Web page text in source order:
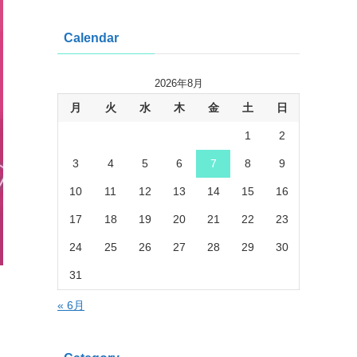
Calendar
2026年8月
月 火 水 木 金 土 日
1 2
3 4 5 6 7 8 9
10 11 12 13 14 15 16
17 18 19 20 21 22 23
24 25 26 27 28 29 30
31
« 6月